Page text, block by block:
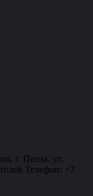
г. Пенза, ул.
Телефон: +7